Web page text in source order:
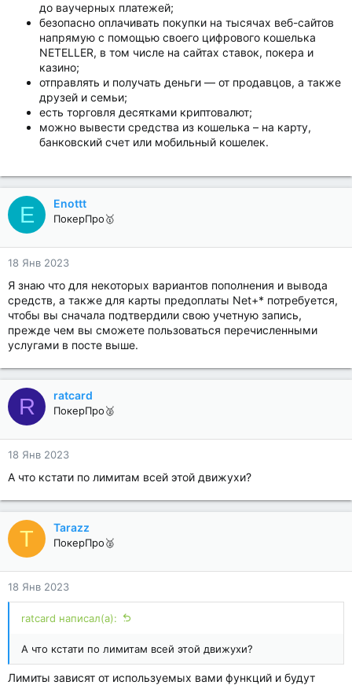
до ваучерных платежей;
безопасно оплачивать покупки на тысячах веб-сайтов
напрямую с помощью своего цифрового кошелька
NETELLER, в том числе на сайтах ставок, покера и
казино;
отправлять и получать деньги — от продавцов, а также
друзей и семьи;
есть торговля десятками криптовалют;
можно вывести средства из кошелька – на карту,
банковский счет или мобильный кошелек.
E Enottt
ПокерПро🥇
18 Янв 2023
Я знаю что для некоторых вариантов пополнения и вывода
средств, а также для карты предоплаты Net+* потребуется,
чтобы вы сначала подтвердили свою учетную запись,
прежде чем вы сможете пользоваться перечисленными
услугами в посте выше.
R ratcard
ПокерПро🥈
18 Янв 2023
А что кстати по лимитам всей этой движухи?
T Tarazz
ПокерПро🥈
18 Янв 2023
ratcard написал(а):
А что кстати по лимитам всей этой движухи?
Лимиты зависят от используемых вами функций и будут